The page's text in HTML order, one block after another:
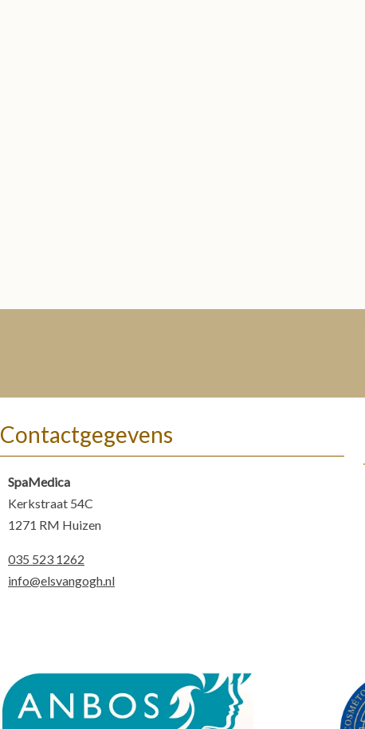
Contactgegevens
SpaMedica
Kerkstraat 54C
1271 RM Huizen
035 523 1262
info@elsvangogh.nl